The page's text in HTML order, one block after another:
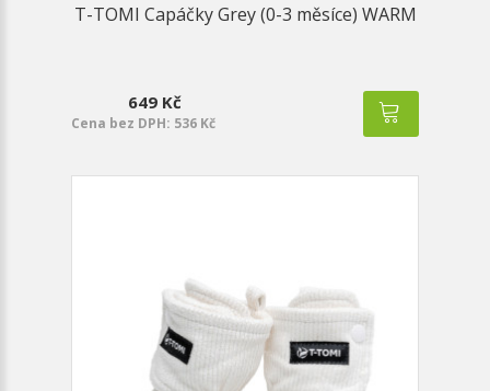
T-TOMI Capáčky Grey (0-3 měsíce) WARM
649 Kč
Cena bez DPH: 536 Kč